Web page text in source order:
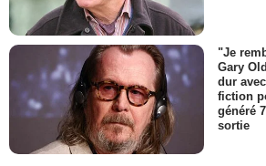
"Je
Gary
dur
fiction
généré
sortie